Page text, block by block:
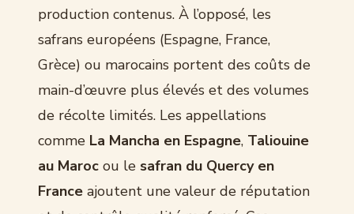
production contenus. À l’opposé, les
safrans européens (Espagne, France,
Grèce) ou marocains portent des coûts de
main-d’œuvre plus élevés et des volumes
de récolte limités. Les appellations
comme La Mancha en Espagne, Taliouine
au Maroc ou le safran du Quercy en
France ajoutent une valeur de réputation